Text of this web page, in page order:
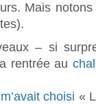
Mais
– si
rentrée au
choisi «